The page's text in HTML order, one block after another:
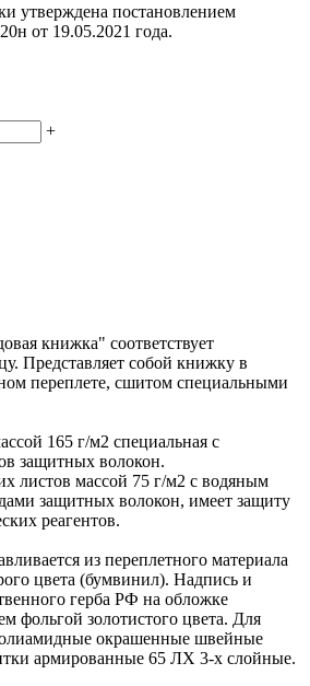
утверждена постановлением
от 19.05.2021 года.
+
книжка" соответствует
Представляет собой книжку в
переплете, сшитом специальными
165 г/м2 специальная с
защитных волокон.
листов массой 75 г/м2 с водяным
защитных волокон, имеет защиту
реагентов.
из переплетного материала
цвета (бумвинил). Надпись и
герба РФ на обложке
фольгой золотистого цвета. Для
окрашенные швейные
армированные 65 ЛХ 3-х слойные.